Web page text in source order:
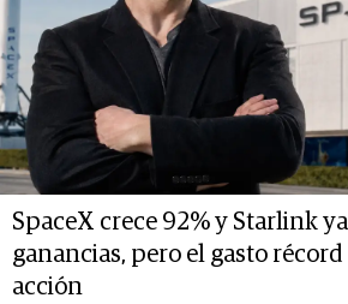
SpaceX crece 92% y Starlink
ganancias, pero el gasto
acción